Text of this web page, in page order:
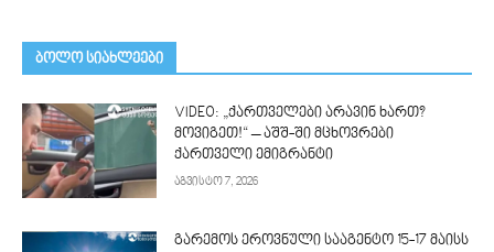
ᲑᲝᲚᲝ ᲡᲘᲐᲮᲚᲔᲔᲑᲘ
VIDEO: „ქართველები არავინ ხართ?
მოვიგეთ!“ – აშშ-ში მცხოვრები
ქართველი ემიგრანტი
აგვისტო 7, 2026
გარემოს ეროვნული სააგენტო 15-17 მაისს